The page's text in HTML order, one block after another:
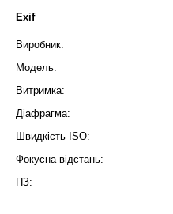
Exif
Виробник:
Модель:
Витримка:
Діафрагма:
Швидкість ISO:
Фокусна відстань:
ПЗ: